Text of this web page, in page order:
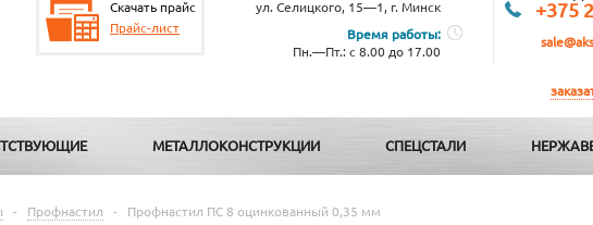
Скачать прайс
Прайс-лист
ул. Селицкого, 15—1, г. Минск
Время работы:
Пн.—Пт.: с 8.00 до 17.00
+375
МЕТАЛЛОКОНСТРУКЦИИ СПЕЦСТАЛИ
- Профнастил - Профнастил ПС 8 оцинкованный 0,35 мм